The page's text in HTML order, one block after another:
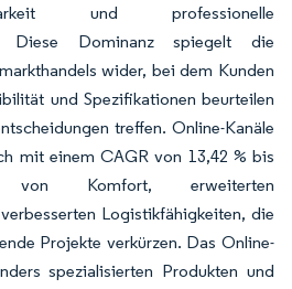
und professionelle
Diese Dominanz spiegelt die
wider, bei dem Kunden
und Spezifikationen beurteilen
treffen. Online-Kanäle
mit einem CAGR von 13,42 % bis
von Komfort, erweiterten
Logistikfähigkeiten, die
Projekte verkürzen. Das Online-
spezialisierten Produkten und